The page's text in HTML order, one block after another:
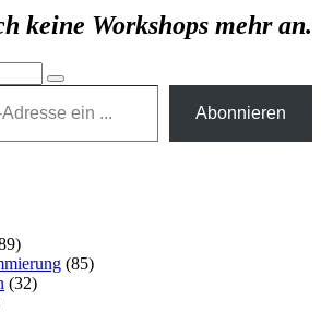
keine Workshops mehr an.
Suchen
Abonnieren
(85)
(32)